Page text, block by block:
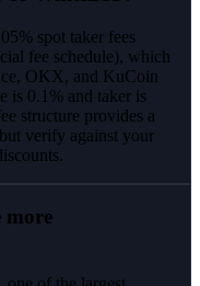
spot taker fees
fee schedule), which
OKX, and KuCoin
is 0.1% and taker is
structure provides a
verify against your
more